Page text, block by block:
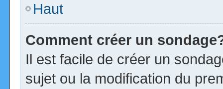
Haut
Comment créer un
Il est facile de créer un
sujet ou la modification du